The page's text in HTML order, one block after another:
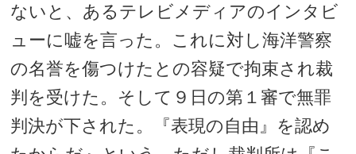
ないと、あるテレビメディアのインタビ
ューに嘘を言った。これに対し海洋警察
の名誉を傷つけたとの容疑で拘束され裁
判を受けた。そして９日の第１審で無罪
判決が下された。『表現の自由』を認め